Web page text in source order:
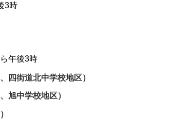
3時
午後3時
四街道北中学校地区）
旭中学校地区）